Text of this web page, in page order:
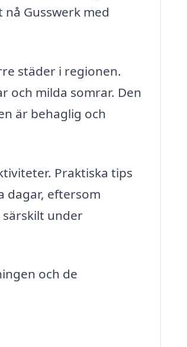
Gusswerk med
städer i regionen.
och milda somrar. Den
är behaglig och
Praktiska tips
dagar, eftersom
under
och de